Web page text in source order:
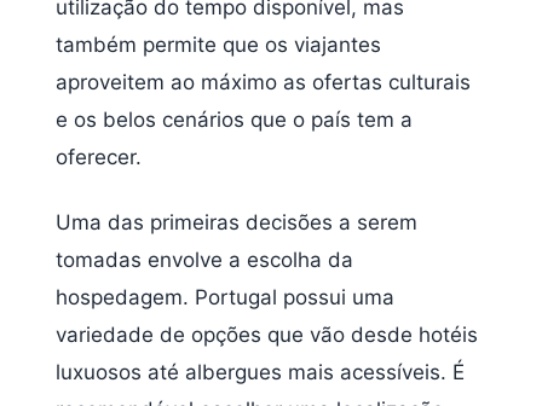
utilização do tempo disponível, mas
também permite que os viajantes
aproveitem ao máximo as ofertas culturais
e os belos cenários que o país tem a
oferecer.
Uma das primeiras decisões a serem
tomadas envolve a escolha da
hospedagem. Portugal possui uma
variedade de opções que vão desde hotéis
luxuosos até albergues mais acessíveis. É